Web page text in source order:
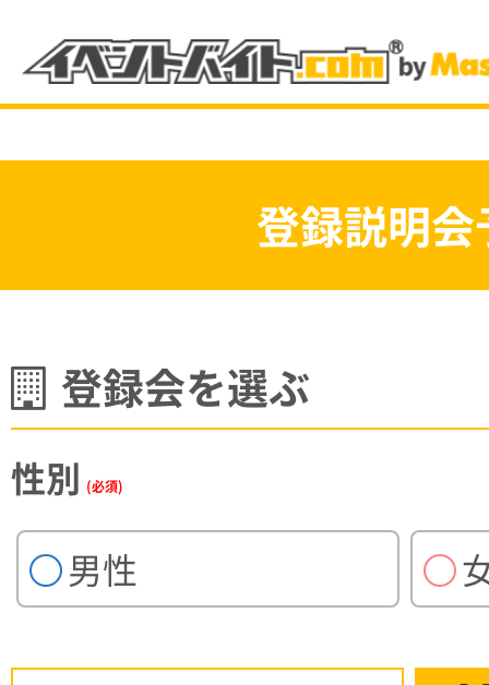
電話から予約をする
カテゴリーから選ぶ
フェス・ライブ 催事
登録説明
登録会を選ぶ
性別 (必須)
男性